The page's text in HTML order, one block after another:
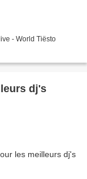
- World Tiësto
dj's